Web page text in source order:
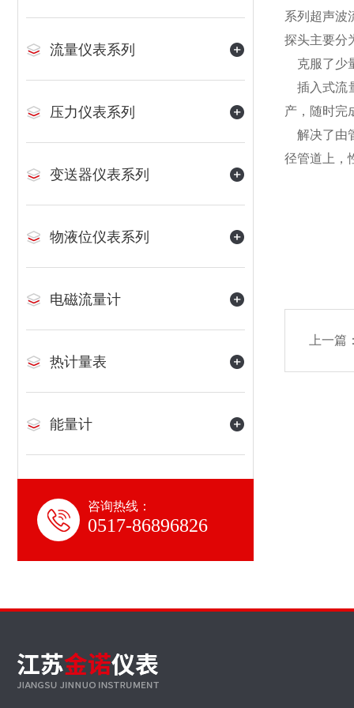
流量仪表系列
压力仪表系列
变送器仪表系列
物液位仪表系列
电磁流量计
热计量表
能量计
咨询热线：
0517-86896826
系列超声波
探头主要分
克服了少
插入式流
产，随时完
解决了由
径管道上，
上一篇